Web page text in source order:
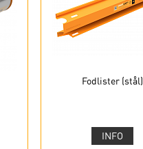
Fodlister (stål)
INFO